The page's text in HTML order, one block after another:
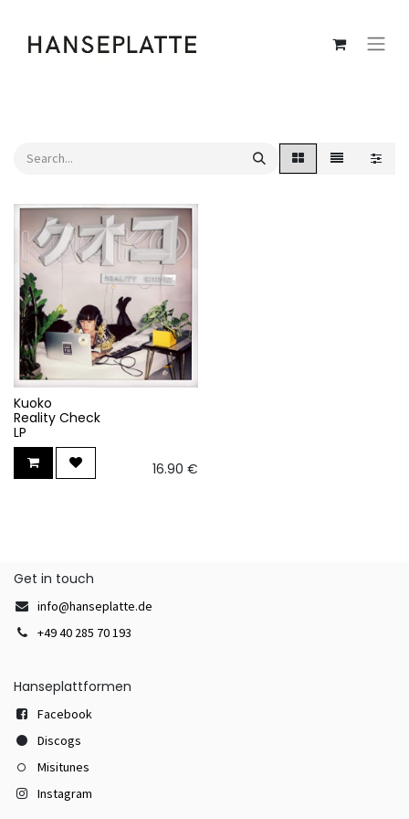
Kuoko
Reality Check
LP
16.90 €
Get in touch
info@hanseplatte.de
+49 40 285 70 193
Hanseplattformen
Facebook
Discogs
Misitunes
Instagram